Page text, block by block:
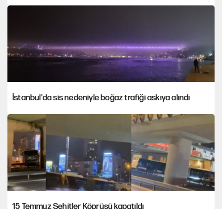
İstanbul'da sis nedeniyle boğaz trafiği askıya alındı
15 Temmuz Şehitler Köprüsü kapatıldı